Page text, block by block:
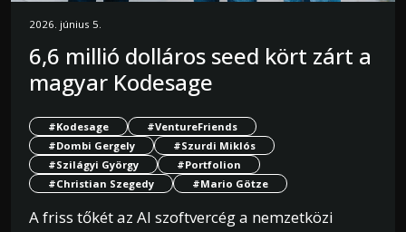
2026. június 5.
6,6 millió dolláros seed kört zárt a
magyar Kodesage
#Kodesage
#VentureFriends
#Dombi Gergely
#Szurdi Miklós
#Szilágyi György
#Portfolion
#Christian Szegedy
#Mario Götze
A friss tőkét az AI szoftvercég a nemzetközi